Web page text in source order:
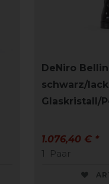
DeNiro
schwarz/
Glaskristall/
1.076,40 € *
1
Paar